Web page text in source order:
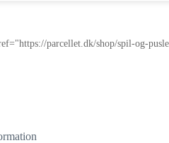
parcellet.dk/shop/spil-og-